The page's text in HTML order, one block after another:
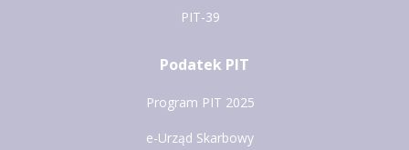
PIT-39
Podatek PIT
Program PIT 2025
e-Urząd Skarbowy